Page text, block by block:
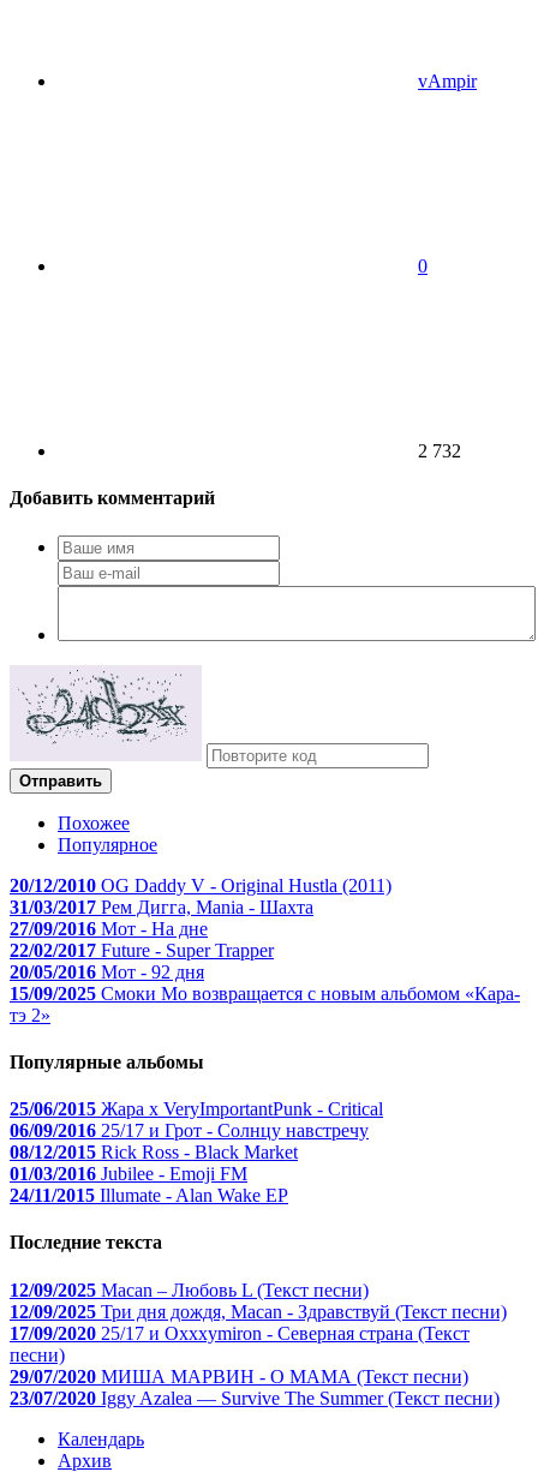
vAmpir
0
2 732
Добавить комментарий
Отправить
Похожее
Популярное
20/12/2010 OG Daddy V - Original Hustla (2011)
31/03/2017 Рем Дигга, Mania - Шахта
27/09/2016 Мот - На дне
22/02/2017 Future - Super Trapper
20/05/2016 Мот - 92 дня
15/09/2025 Смоки Мо возвращается с новым альбомом «Кара-
тэ 2»
Популярные альбомы
25/06/2015 Жара x VeryImportantPunk - Critical
06/09/2016 25/17 и Грот - Солнцу навстречу
08/12/2015 Rick Ross - Black Market
01/03/2016 Jubilee - Emoji FM
24/11/2015 Illumate - Alan Wake EP
Последние текста
12/09/2025 Macan – Любовь L (Текст песни)
12/09/2025 Три дня дождя, Macan - Здравствуй (Текст песни)
17/09/2020 25/17 и Oxxxymiron - Северная страна (Текст
песни)
29/07/2020 МИША МАРВИН - О МАМА (Текст песни)
23/07/2020 Iggy Azalea — Survive The Summer (Текст песни)
Календарь
Архив